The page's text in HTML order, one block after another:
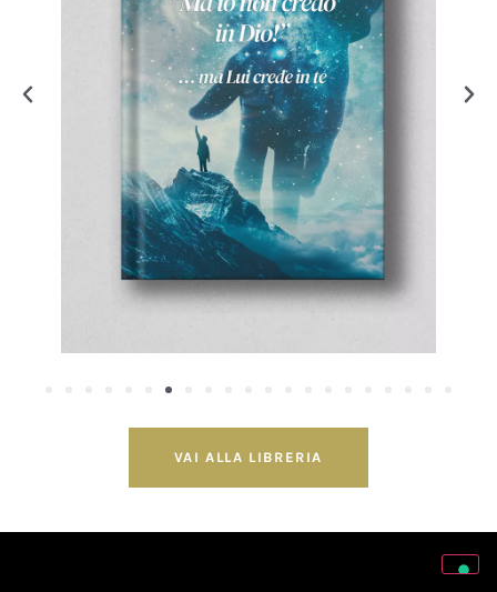
VAI ALLA LIBRERIA